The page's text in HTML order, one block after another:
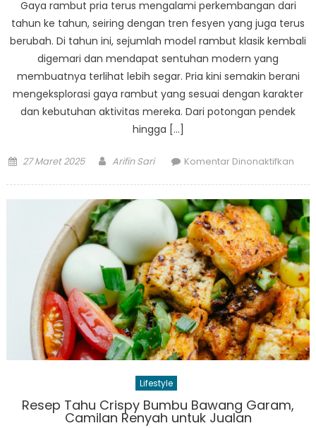
Gaya rambut pria terus mengalami perkembangan dari
tahun ke tahun, seiring dengan tren fesyen yang juga terus
berubah. Di tahun ini, sejumlah model rambut klasik kembali
digemari dan mendapat sentuhan modern yang
membuatnya terlihat lebih segar. Pria kini semakin berani
mengeksplorasi gaya rambut yang sesuai dengan karakter
dan kebutuhan aktivitas mereka. Dari potongan pendek
hingga […]
Posted
27 Maret 2025 Author
Arifin Sari Komentar Dinonaktifkan
Pria
Ini:
Dari
Crop
Lifestyle
Resep Tahu Crispy Bumbu Bawang Garam,
Camilan Renyah untuk Jualan